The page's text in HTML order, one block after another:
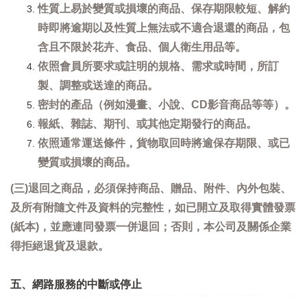
性質上易於變質或損壞的商品、保存期限較短、解約
時即將逾期以及性質上無法或不適合退還的商品，包
含且不限於花卉、食品、個人衛生用品等。
依照會員所要求或註明的規格、需求或時間，所訂
製、調整或送達的商品。
密封的產品（例如漫畫、小說、CD影音商品等等）。
報紙、雜誌、期刊、或其他定期發行的商品。
依照通常運送條件，貨物取回時將逾保存期限、或已
變質或損壞的商品。
(三)退回之商品，必須保持商品、贈品、附件、內外包裝、
及所有附隨文件及資料的完整性，如已開立及取得實體發票
(紙本)，並應連同發票一併退回；否則，本公司及關係企業
得拒絕退貨及退款。
五、網路服務的中斷或停止